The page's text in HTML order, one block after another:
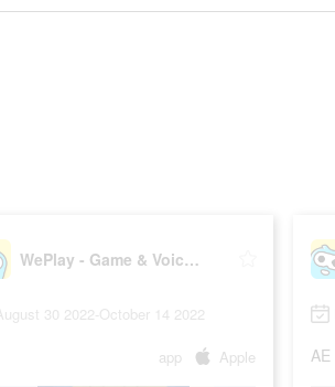
WePlay - Game & Voice Chat
30 2022-October 14 2022
app Apple AE